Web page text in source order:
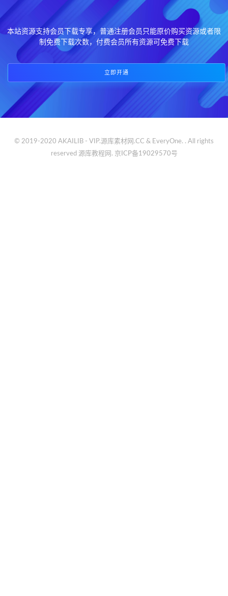
本站资源支持会员下载专享，普通注册会员只能原价购买资源或者限
制免费下载次数，付费会员所有资源可免费下载
立即开通
© 2019-2020 AKAILIB - VIP.源库素材网.CC & EveryOne. . All rights
reserved 源库教程网. 京ICP备19029570号